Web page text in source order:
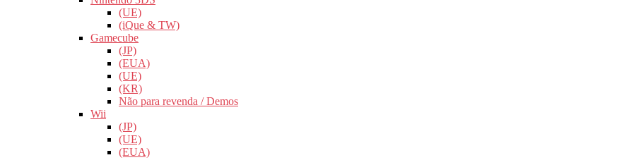
(UE)
(iQue & TW)
Gamecube
(JP)
(EUA)
(UE)
(KR)
Não para revenda / Demos
Wii
(JP)
(UE)
(EUA)